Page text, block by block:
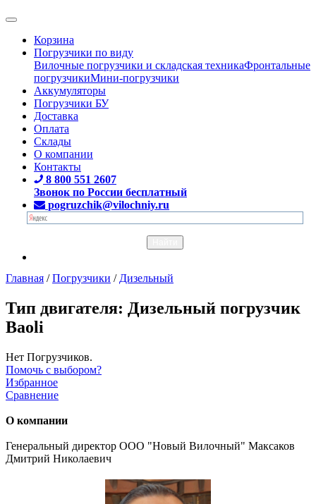
Корзина
Погрузчики по виду
Вилочные погрузчики и складская техникаФронтальные
погрузчикиМини-погрузчики
Аккумуляторы
Погрузчики БУ
Доставка
Оплата
Склады
О компании
Контакты
8 800 551 2607
Звонок по России бесплатный
pogruzchik@vilochniy.ru
Главная /Погрузчики / Дизельный
Тип двигателя: Дизельный погрузчик
Baoli
Нет Погрузчиков.
Помочь с выбором?
Избранное
Сравнение
О компании
Генеральный директор ООО "Новый Вилочный" Максаков
Дмитрий Николаевич